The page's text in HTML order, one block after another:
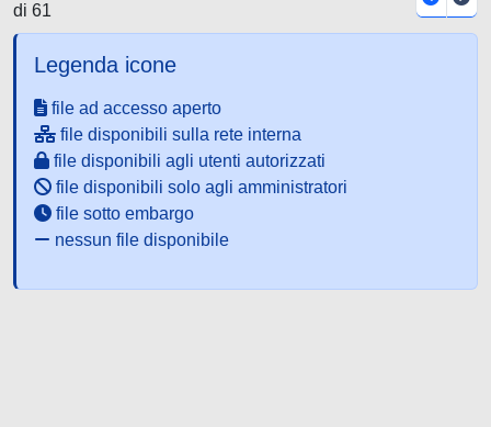
di 61
Legenda icone
file ad accesso aperto
file disponibili sulla rete interna
file disponibili agli utenti autorizzati
file disponibili solo agli amministratori
file sotto embargo
nessun file disponibile